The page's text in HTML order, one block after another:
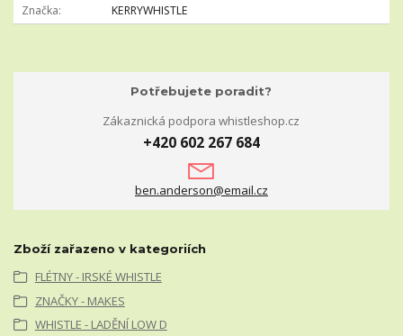
Značka KERRYWHISTLE
Potřebujete poradit?
Zákaznická podpora whistleshop.cz
+420 602 267 684
ben.anderson@email.cz
Zboží zařazeno v kategoriích
FLÉTNY - IRSKÉ WHISTLE
ZNAČKY - MAKES
WHISTLE - LADĚNÍ LOW D